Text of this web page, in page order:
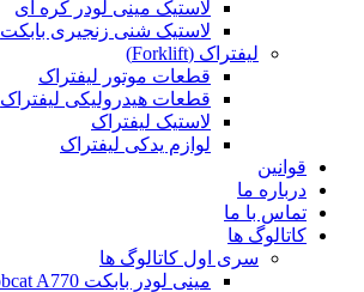
لاستیک مینی لودر کره ای
لاستیک شنی زنجیری بابکت
لیفتراک (Forklift)
قطعات موتور لیفتراک
قطعات هیدرولیکی لیفتراک
لاستیک لیفتراک
لوازم یدکی لیفتراک
قوانین
درباره ما
تماس با ما
کاتالوگ ها
سری اول کاتالوگ ها
مینی لودر بابکت Bobcat A770